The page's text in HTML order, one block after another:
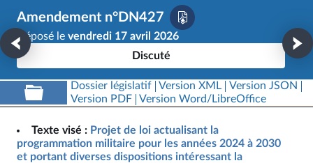
Amendement n°DN427
Déposé le vendredi 17 avril 2026
Discuté
Dossier législatif Version XML
Version JSON
Version PDF
Version Word/LibreOffice
Texte visé : Projet de loi actualisant la
programmation militaire pour les années 2024 à 2030
et portant diverses dispositions intéressant la